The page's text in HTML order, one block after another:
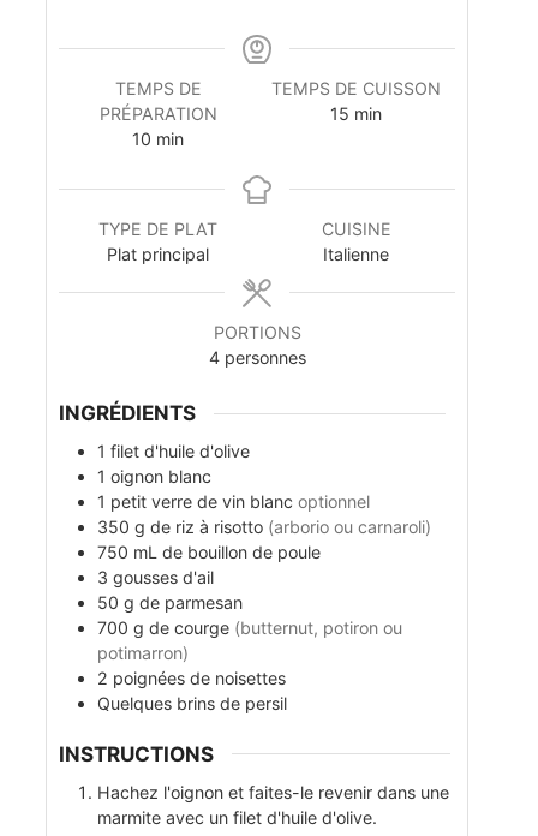
TEMPS DE
PRÉPARATION
10 m
n
t
e
s
min
TEMPS DE CUISSON
15 m
u
e
s
min
TYPE DE PLAT
Plat principal
CUISINE
Italienne
PORTIONS
4 personnes
INGRÉDIENTS
1 filet d'huile d'olive
1 oignon blanc
1 petit verre de vin blanc optionnel
350 g de riz à risotto (arborio ou carnaroli)
750 mL de bouillon de poule
3 gousses d'ail
50 g de parmesan
700 g de courge (butternut, potiron ou
potimarron)
2 poignées de noisettes
Quelques brins de persil
INSTRUCTIONS
Hachez l'oignon et faites-le revenir dans une
marmite avec un filet d'huile d'olive.